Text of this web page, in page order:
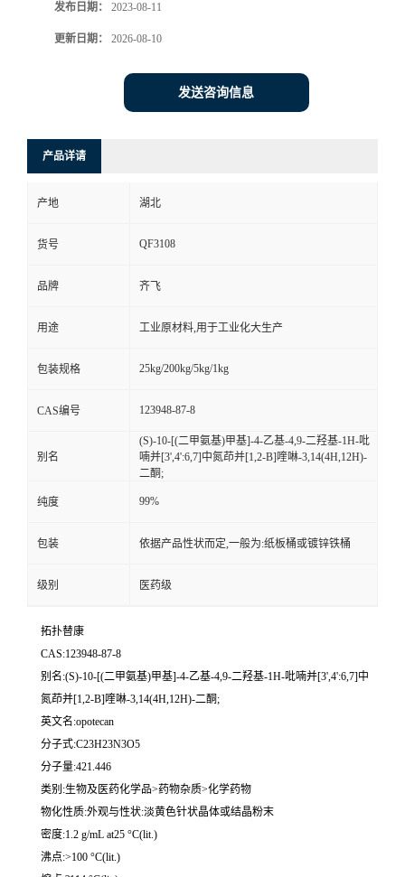
式
发布日期： 2023-08-11
更新日期： 2026-08-10
发送咨询信息
产品详请
产地 湖北
货号 QF3108
品牌 齐飞
用途 工业原材料,用于工业化大生产
包装规格 25kg/200kg/5kg/1kg
CAS编号 123948-87-8
别名
(S)-10-[(二甲氨基)甲基]-4-乙基-4,9-二羟基-1H-吡
喃并[3',4':6,7]中氮茚并[1,2-B]喹啉-3,14(4H,12H)-
二酮;
纯度 99%
包装 依据产品性状而定,一般为:纸板桶或镀锌铁桶
级别 医药级
拓扑替康
CAS:123948-87-8
别名:(S)-10-[(二甲氨基)甲基]-4-乙基-4,9-二羟基-1H-吡喃并[3',4':6,7]中
氮茚并[1,2-B]喹啉-3,14(4H,12H)-二酮;
英文名:opotecan
分子式:C23H23N3O5
分子量:421.446
类别:生物及医药化学品>药物杂质>化学药物
物化性质:外观与性状:淡黄色针状晶体或结晶粉末
密度:1.2 g/mL at25 °C(lit.)
沸点:>100 °C(lit.)